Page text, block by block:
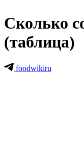
Сколько
(таблица)
foodwikiru